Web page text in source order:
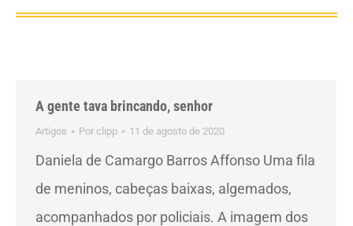
A gente tava brincando, senhor
Artigos Por clipp 11 de agosto de 2020
Daniela de Camargo Barros Affonso Uma fila
de meninos, cabeças baixas, algemados,
acompanhados por policiais. A imagem dos